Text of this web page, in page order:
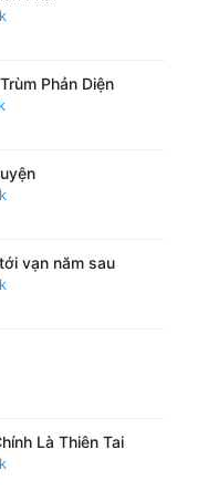
Phản Diện
vạn năm sau
Là Thiên Tai